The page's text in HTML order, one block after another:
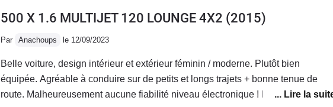
500 X 1.6 MULTIJET 120 LOUNGE 4X2 (2015)
Par Anachoups le 12/09/2023
Belle voiture, design intérieur et extérieur féminin / moderne. Plutôt bien
équipée. Agréable à conduire sur de petits et longs trajets + bonne tenue de
route. Malheureusement aucune fiabilité niveau électronique ! La voiture vieillit